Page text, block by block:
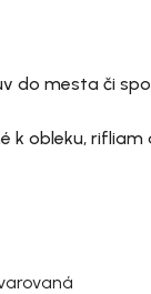
do mesta či
k obleku,